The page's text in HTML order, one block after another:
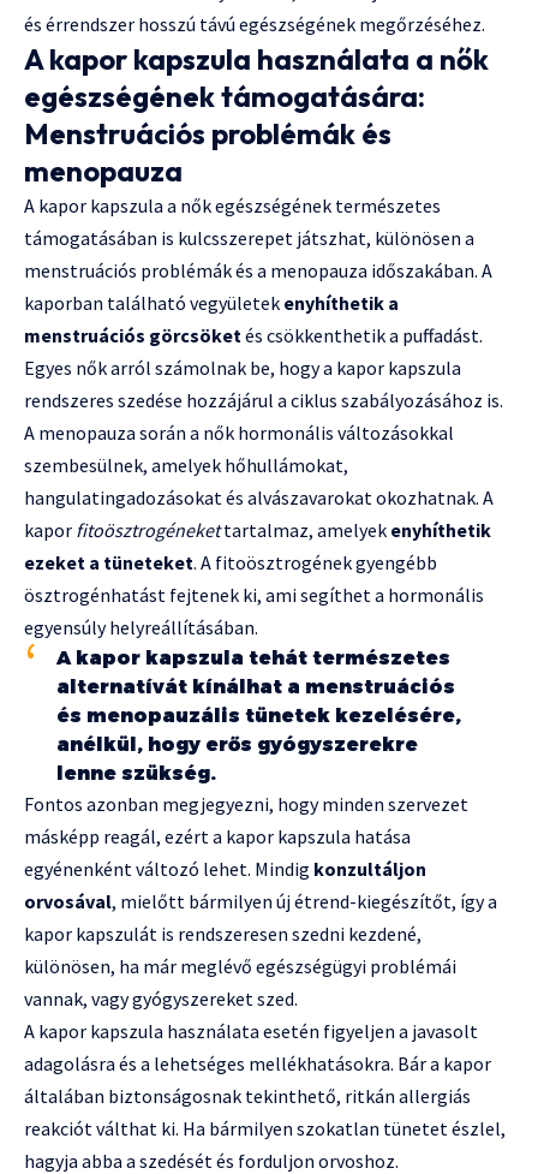
és érrendszer hosszú távú egészségének megőrzéséhez.
A kapor kapszula használata a nők
egészségének támogatására:
Menstruációs problémák és
menopauza
A kapor kapszula a nők egészségének természetes
támogatásában is kulcsszerepet játszhat, különösen a
menstruációs problémák és a menopauza időszakában. A
kaporban található vegyületek enyhíthetik a
menstruációs görcsöket és csökkenthetik a puffadást.
Egyes nők arról számolnak be, hogy a kapor kapszula
rendszeres szedése hozzájárul a ciklus szabályozásához is.
A menopauza során a nők hormonális változásokkal
szembesülnek, amelyek hőhullámokat,
hangulatingadozásokat és alvászavarokat okozhatnak. A
kapor fitoösztrogénekettartalmaz, amelyek enyhíthetik
ezeket a tüneteket. A fitoösztrogének gyengébb
ösztrogénhatást fejtenek ki, ami segíthet a hormonális
egyensúly helyreállításában.
A kapor kapszula tehát természetes
alternatívát kínálhat a menstruációs
és menopauzális tünetek kezelésére,
anélkül, hogy erős gyógyszerekre
lenne szükség.
Fontos azonban megjegyezni, hogy minden szervezet
másképp reagál, ezért a kapor kapszula hatása
egyénenként változó lehet. Mindig konzultáljon
orvosával, mielőtt bármilyen új étrend-kiegészítőt, így a
kapor kapszulát is rendszeresen szedni kezdené,
különösen, ha már meglévő egészségügyi problémái
vannak, vagy gyógyszereket szed.
A kapor kapszula használata esetén figyeljen a javasolt
adagolásra és a lehetséges mellékhatásokra. Bár a kapor
általában biztonságosnak tekinthető, ritkán allergiás
reakciót válthat ki. Ha bármilyen szokatlan tünetet észlel,
hagyja abba a szedését és forduljon orvoshoz.